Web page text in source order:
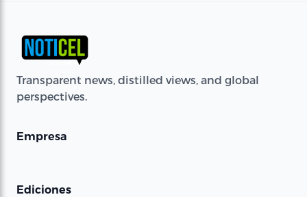
Transparent news, distilled views, and global
perspectives.
Empresa
Ediciones